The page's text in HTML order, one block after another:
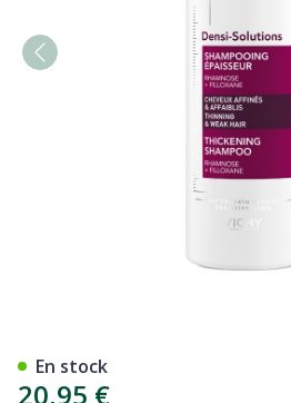
20,95 €
En stock